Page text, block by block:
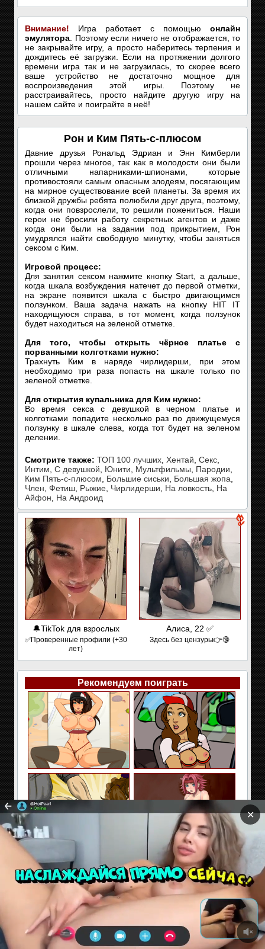
Внимание! Игра работает с помощью онлайн
эмулятора . Поэтому если ничего не отображается, то
не закрывайте игру, а просто наберитесь терпения и
дождитесь её загрузки. Если на протяжении долгого
времени игра так и не загрузилась, то скорее всего
ваше устройство не достаточно мощное для
воспроизведения этой игры. Поэтому не
расстраивайтесь, просто найдите другую игру на
нашем сайте и поиграйте в неё!
Рон и Ким Пять-с-плюсом
Давние друзья Рональд Эдриан и Энн Кимберли
прошли через многое, так как в молодости они были
отличными напарниками-шпионами, которые
противостояли самым опасным злодеям, посягающим
на мирное существование всей планеты. За время их
близкой дружбы ребята полюбили друг друга, поэтому,
когда они повзрослели, то решили пожениться. Наши
герои не бросили работу секретных агентов и даже
когда они были на задании под прикрытием, Рон
умудрялся найти свободную минутку, чтобы заняться
сексом с Ким.
Игровой процесс:
Для занятия сексом нажмите кнопку Start, а дальше,
когда шкала возбуждения натечет до первой отметки,
на экране появится шкала с быстро двигающимся
ползунком. Ваша задача нажать на кнопку HIT IT
находящуюся справа, в тот момент, когда ползунок
будет находиться на зеленой отметке.
Для того, чтобы открыть чёрное платье с
порванными колготками нужно:
Трахнуть Ким в наряде чирлидерши, при этом
необходимо три раза попасть на шкале только по
зеленой отметке.
Для открытия купальника для Ким нужно:
Во время секса с девушкой в черном платье и
колготками попадите несколько раз по движущемуся
ползунку в шкале слева, когда тот будет на зеленом
делении.
Смотрите также: ТОП 100 лучших Хентай Секс
Интим С девушкой Юнити Мультфильмы Пародии
Ким Пять-с-плюсом
Большие сиськи Большая жопа
Член Фетиш Рыжие Чирлидерши На ловкость На
Айфон
На Андроид
🔔TikTok для взрослых
✅Проверенные профили (+30
лет)
Алиса, 22 ✅
Здесь без цензуры👉🔞
Рекомендуем поиграть
Сайт содержит материалы предназначенные только
для взрослых. Находясь на сайте Вы подтверждаете,
что Вам 18 лет и более. Если Вам нет 18 лет покиньте
Секс и эротические флэш игры
✕